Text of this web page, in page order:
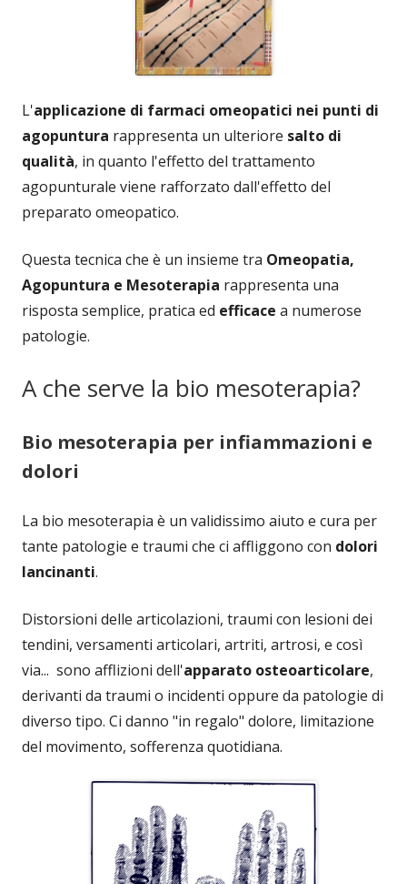
L'applicazione di farmaci omeopatici nei punti di
agopuntura rappresenta un ulteriore salto di
qualità, in quanto l'effetto del trattamento
agopunturale viene rafforzato dall'effetto del
preparato omeopatico.
Questa tecnica che è un insieme tra Omeopatia,
Agopuntura e Mesoterapia rappresenta una
risposta semplice, pratica ed efficace a numerose
patologie.
A che serve la bio mesoterapia?
Bio mesoterapia per infiammazioni e
dolori
La bio mesoterapia è un validissimo aiuto e cura per
tante patologie e traumi che ci affliggono con dolori
lancinanti.
Distorsioni delle articolazioni, traumi con lesioni dei
tendini, versamenti articolari, artriti, artrosi, e così
via... sono afflizioni dell'apparato osteoarticolare,
derivanti da traumi o incidenti oppure da patologie di
diverso tipo. Ci danno "in regalo" dolore, limitazione
del movimento, sofferenza quotidiana.